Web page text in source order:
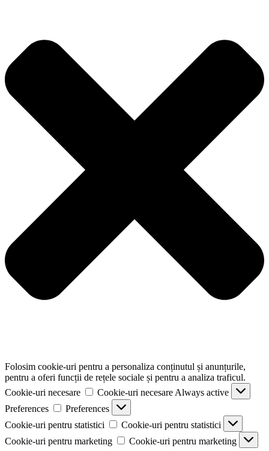
Folosim cookie-uri pentru a personaliza conținutul și anunțurile,
pentru a oferi funcții de rețele sociale și pentru a analiza traficul.
Cookie-uri necesare
Cookie-uri necesare Always active
Preferences
Preferences
Cookie-uri pentru statistici
Cookie-uri pentru statistici
Cookie-uri pentru marketing
Cookie-uri pentru marketing